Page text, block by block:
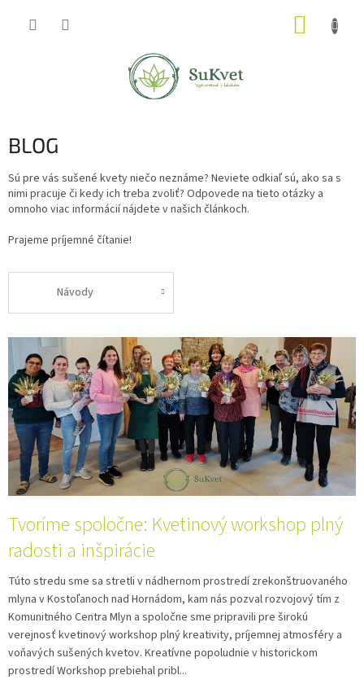
BLOG
Sú pre vás sušené kvety niečo neznáme? Neviete odkiaľ sú, ako sa s
nimi pracuje či kedy ich treba zvoliť? Odpovede na tieto otázky a
omnoho viac informácií nájdete v našich článkoch.
Prajeme príjemné čítanie!
Návody
ý
p
i
s
č
l
n
o
v
Tvoríme spoločne: Kvetinový workshop plný
radosti a inšpirácie
Túto stredu sme sa stretli v nádhernom prostredí zrekonštruovaného
mlyna v Kostoľanoch nad Hornádom, kam nás pozval rozvojový tím z
Komunitného Centra Mlyn a spoločne sme pripravili pre širokú
verejnosť kvetinový workshop plný kreativity, príjemnej atmosféry a
voňavých sušených kvetov. Kreatívne popoludnie v historickom
prostredí Workshop prebiehal pribl...